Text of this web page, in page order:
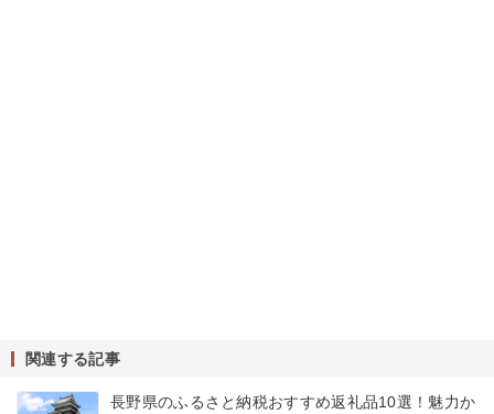
関連する記事
長野県のふるさと納税おすすめ返礼品10選！魅力か